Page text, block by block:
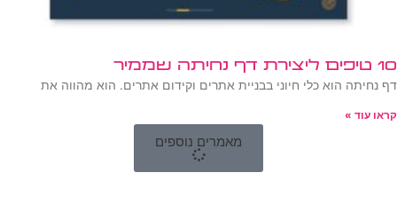
10 טיפים ליצירת דף נחיתה שממיר
דף נחיתה הוא כלי חיוני בבניית אתרים וקידום אתרים. הוא מהווה את
קראו עוד »
מאמרים נוספים